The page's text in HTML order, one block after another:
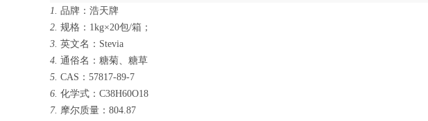
1. 品牌：浩天牌
2. 规格：1kg×20包/箱；
3. 英文名：Stevia
4. 通俗名：糖菊、糖草
5. CAS：57817-89-7
6. 化学式：C38H60O18
7. 摩尔质量：804.87